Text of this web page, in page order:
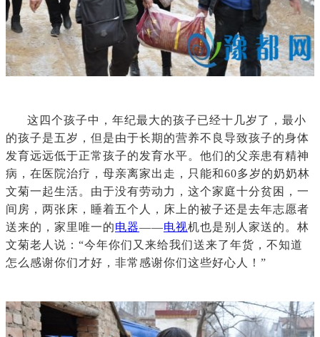
这四个孩子中，年纪最大的孩子已经十几岁了，最小
的孩子是五岁，但是由于长期的营养不良导致孩子的身体
发育远远低于正常孩子的发育水平。他们的父亲患有精神
病，在医院治疗，母亲离家出走，只能和60多岁的奶奶林
文菊一起生活。由于没有劳动力，这个家庭十分贫困，一
间房，两张床，睡着五个人，床上的被子还是去年志愿者
送来的，家里唯一的电器——电视机也是别人家送的。林
文菊老人说：“今年你们又来给我们送来了年货，不知道
怎么感谢你们才好，非常感谢你们这些好心人！”